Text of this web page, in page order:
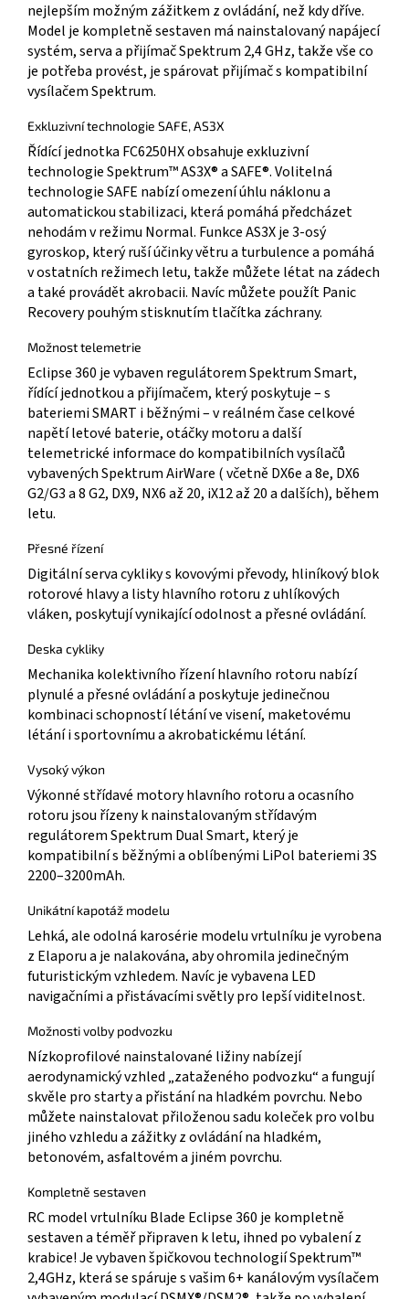
nejlepším možným zážitkem z ovládání, než kdy dříve.
Model je kompletně sestaven má nainstalovaný napájecí
systém, serva a přijímač Spektrum 2,4 GHz, takže vše co
je potřeba provést, je spárovat přijímač s kompatibilní
vysílačem Spektrum.
Exkluzivní technologie SAFE, AS3X
Řídící jednotka FC6250HX obsahuje exkluzivní
technologie Spektrum™ AS3X® a SAFE®. Volitelná
technologie SAFE nabízí omezení úhlu náklonu a
automatickou stabilizaci, která pomáhá předcházet
nehodám v režimu Normal. Funkce AS3X je 3-osý
gyroskop, který ruší účinky větru a turbulence a pomáhá
v ostatních režimech letu, takže můžete létat na zádech
a také provádět akrobacii. Navíc můžete použít Panic
Recovery pouhým stisknutím tlačítka záchrany.
Možnost telemetrie
Eclipse 360 je vybaven regulátorem Spektrum Smart,
řídící jednotkou a přijímačem, který poskytuje – s
bateriemi SMART i běžnými – v reálném čase celkové
napětí letové baterie, otáčky motoru a další
telemetrické informace do kompatibilních vysílačů
vybavených Spektrum AirWare ( včetně DX6e a 8e, DX6
G2/G3 a 8 G2, DX9, NX6 až 20, iX12 až 20 a dalších), během
letu.
Přesné řízení
Digitální serva cykliky s kovovými převody, hliníkový blok
rotorové hlavy a listy hlavního rotoru z uhlíkových
vláken, poskytují vynikající odolnost a přesné ovládání.
Deska cykliky
Mechanika kolektivního řízení hlavního rotoru nabízí
plynulé a přesné ovládání a poskytuje jedinečnou
kombinaci schopností létání ve visení, maketovému
létání i sportovnímu a akrobatickému létání.
Vysoký výkon
Výkonné střídavé motory hlavního rotoru a ocasního
rotoru jsou řízeny k nainstalovaným střídavým
regulátorem Spektrum Dual Smart, který je
kompatibilní s běžnými a oblíbenými LiPol bateriemi 3S
2200–3200mAh.
Unikátní kapotáž modelu
Lehká, ale odolná karosérie modelu vrtulníku je vyrobena
z Elaporu a je nalakována, aby ohromila jedinečným
futuristickým vzhledem. Navíc je vybavena LED
navigačními a přistávacími světly pro lepší viditelnost.
Možnosti volby podvozku
Nízkoprofilové nainstalované ližiny nabízejí
aerodynamický vzhled „zataženého podvozku“ a fungují
skvěle pro starty a přistání na hladkém povrchu. Nebo
můžete nainstalovat přiloženou sadu koleček pro volbu
jiného vzhledu a zážitky z ovládání na hladkém,
betonovém, asfaltovém a jiném povrchu.
Kompletně sestaven
RC model vrtulníku Blade Eclipse 360 je kompletně
sestaven a téměř připraven k letu, ihned po vybalení z
krabice! Je vybaven špičkovou technologií Spektrum™
2,4GHz, která se spáruje s vašim 6+ kanálovým vysílačem